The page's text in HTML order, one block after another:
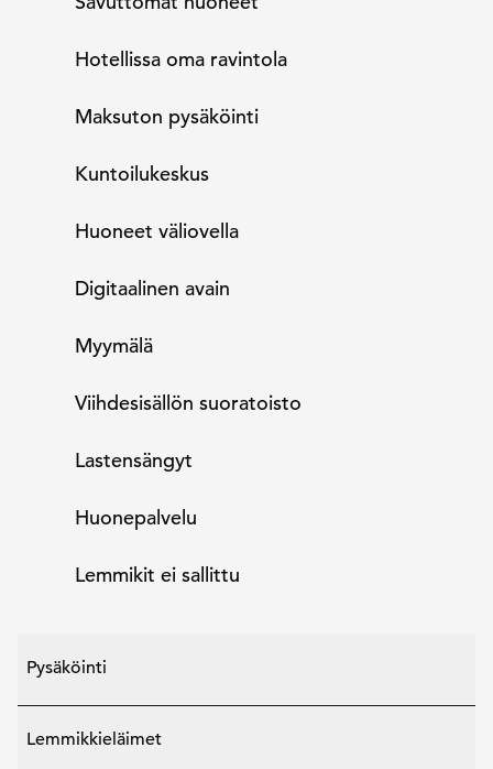
Hotellissa oma ravintola
Maksuton pysäköinti
Kuntoilukeskus
Huoneet väliovella
Digitaalinen avain
Myymälä
Viihdesisällön suoratoisto
Lastensängyt
Huone­palvelu
Lemmikit ei sallittu
Pysäköinti
Lemmikkieläimet